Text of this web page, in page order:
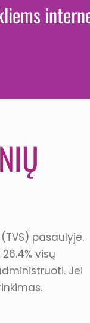
pasaulyje.
visų
Jei